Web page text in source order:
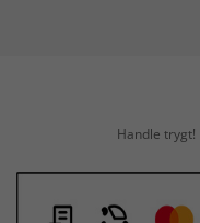
Handle trygt!